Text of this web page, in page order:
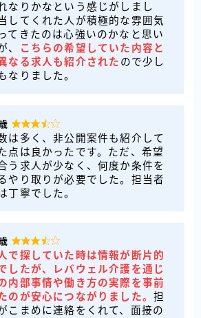
なりかなという感じがしまし
してくれた人が積極的な雰囲気
てきたのは心強いのかなと思い
、
こちらの希望していた内容と
なる求人も紹介された ので少し
なりました。

は多く、非公開案件も紹介して
点は良かったです。ただ、希望
う求人が少なく、何度か条件を
やり取りが必要でした。担当者
丁寧でした。

で探していた時は情報が断片的
したが、レバウェル介護を通じ
内部事情や働き方の実際を事前
のが安心につながりました。担
こまめに連絡をくれて、面接の